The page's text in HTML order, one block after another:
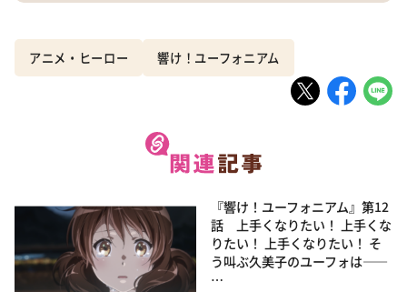
アニメ・ヒーロー 響け！ユーフォニアム
『響け！ユーフォニアム』第12
話 上手くなりたい！ 上手くな
りたい！ 上手くなりたい！ そ
う叫ぶ久美子のユーフォは——
…